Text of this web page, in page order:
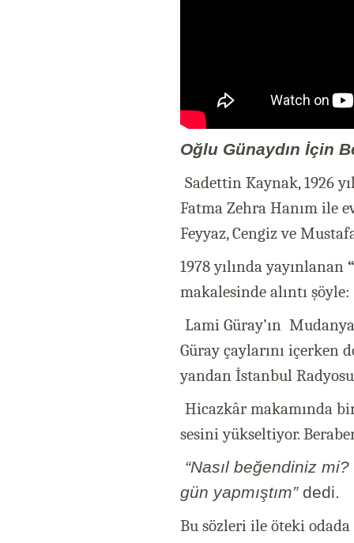
Oğlu Günaydın İçin
Sadettin Kaynak, 1926
Fatma Zehra Hanım ile
Feyyaz, Cengiz ve
1978 yılında yayınlanan
makalesinde alıntı şöyle:
Lami Güray’ın
Güray çaylarını içerken
yandan İstanbul
Hicazkâr makamında
sesini yükseltiyor.
“Nasıl beğendiniz
gün yapmıştım” dedi.
Bu sözleri ile öteki odada